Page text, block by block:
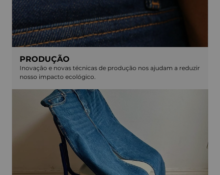
PRODUÇÃO
Inovação e novas técnicas de produção nos ajudam a reduzir
nosso impacto ecológico.